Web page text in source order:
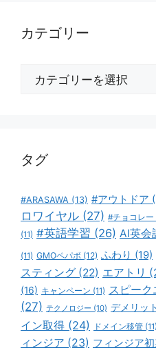
カテゴリー
タグ
#ARASAWA (13) #アウトドア
ロワイヤル (27) #チョコレー
(11) #英語学習 (26) AI英会
(11) GMOペパボ (12) ふわり (19)
スティング (22) エアトリ
(16) キャンペーン (11) スピーク
(27) テクノロジー (10) デメリット
イン取得 (24) ドメイン移管 (11)
ィンジア (23) フィンジア